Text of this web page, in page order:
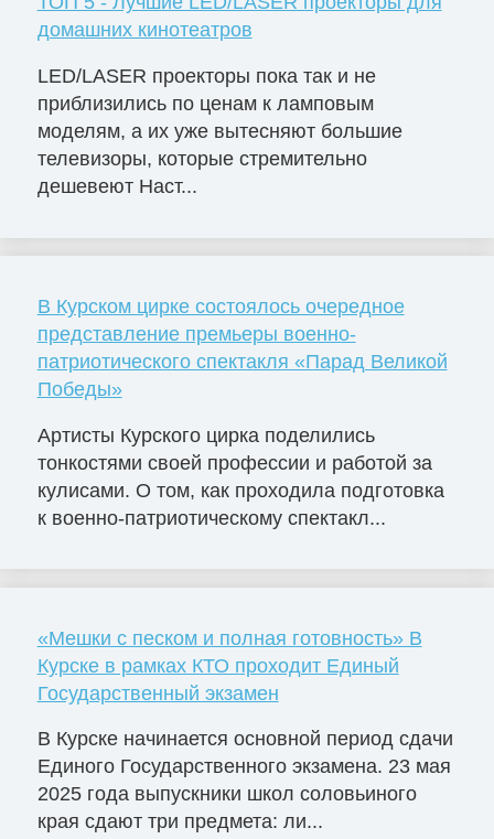
домашних кинотеатров
LED/LASER проекторы пока так и не
приблизились по ценам к ламповым
моделям, а их уже вытесняют большие
телевизоры, которые стремительно
дешевеют Наст...
В Курском цирке состоялось очередное
представление премьеры военно-
патриотического спектакля «Парад Великой
Победы»
Артисты Курского цирка поделились
тонкостями своей профессии и работой за
кулисами. О том, как проходила подготовка
к военно-патриотическому спектакл...
«Мешки с песком и полная готовность» В
Курске в рамках КТО проходит Единый
Государственный экзамен
В Курске начинается основной период сдачи
Единого Государственного экзамена. 23 мая
2025 года выпускники школ соловьиного
края сдают три предмета: ли...